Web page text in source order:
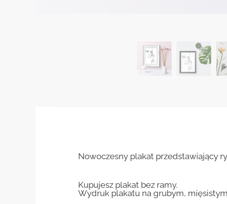
Nowoczesny plakat przedstawiający
Kupujesz plakat bez ramy.
Wydruk plakatu na grubym,